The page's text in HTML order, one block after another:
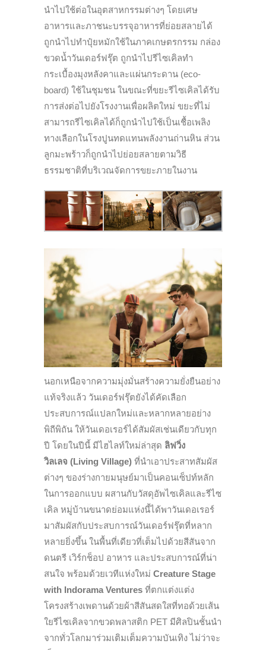
นำไปใช้ต่อในอุตสาหกรรมต่างๆ โดยเศษ
อาหารและภาชนะบรรจุอาหารที่ย่อยสลายได้
ถูกนำไปทำปุ๋ยหมักใช้ในภาคเกษตรกรรม กล่อง
ขวดน้ำวันเดอร์ฟรุ๊ต ถูกนำไปรีไซเคิลทำ
กระเบื้องมุงหลังคาและแผ่นกระดาน (eco-
board) ใช้ในชุมชน ในขณะที่ขยะรีไซเคิลได้รับ
การส่งต่อไปยังโรงงานเพื่อผลิตใหม่ ขยะที่ไม่
สามารถรีไซเคิลได้ก็ถูกนำไปใช้เป็นเชื้อเพลิง
ทางเลือกในโรงปูนทดแทนพลังงานถ่านหิน ส่วน
ลูกมะพร้าวก็ถูกนำไปย่อยสลายตามวิธี
ธรรมชาติที่บริเวณจัดการขยะภายในงาน
นอกเหนือจากความมุ่งมั่นสร้างความยั่งยืนอย่าง
แท้จริงแล้ว วันเดอร์ฟรุ๊ตยังได้คัดเลือก
ประสบการณ์แปลกใหม่และหลากหลายอย่าง
พิถีพิถัน ให้วันเดอเรอร์ได้สัมผัสเช่นเดียวกับทุก
ปี โดยในปีนี้ มีไฮไลท์ใหม่ล่าสุด ลิฟวิ่ง
วิลเลจ (Living Village) ที่นำเอาประสาทสัมผัส
ต่างๆ ของร่างกายมนุษย์มาเป็นคอนเซ็ปท์หลัก
ในการออกแบบ ผสานกับวัสดุอัพไซเคิลและรีไซ
เคิล หมู่บ้านขนาดย่อมแห่งนี้ได้พาวันเดอเรอร์
มาสัมผัสกับประสบการณ์วันเดอร์ฟรุ๊ตที่หลาก
หลายยิ่งขึ้น ในพื้นที่เดียวที่เต็มไปด้วยสีสันจาก
ดนตรี เวิร์กช็อป อาหาร และประสบการณ์ที่น่า
สนใจ พร้อมด้วยเวทีแห่งใหม่ Creature Stage
with Indorama Ventures ที่ตกแต่งแต่ง
โครงสร้างเพดานด้วยผ้าสีสันสดใสที่ทอด้วยเส้น
ใยรีไซเคิลจากขวดพลาสติก PET มีศิลปินชั้นนำ
จากทั่วโลกมาร่วมเติมเต็มความบันเทิง ไม่ว่าจะ